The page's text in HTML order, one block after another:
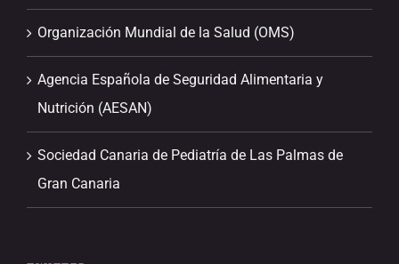
Organización Mundial de la Salud (OMS)
Agencia Española de Seguridad Alimentaria y
Nutrición (AESAN)
Sociedad Canaria de Pediatría de Las Palmas de
Gran Canaria